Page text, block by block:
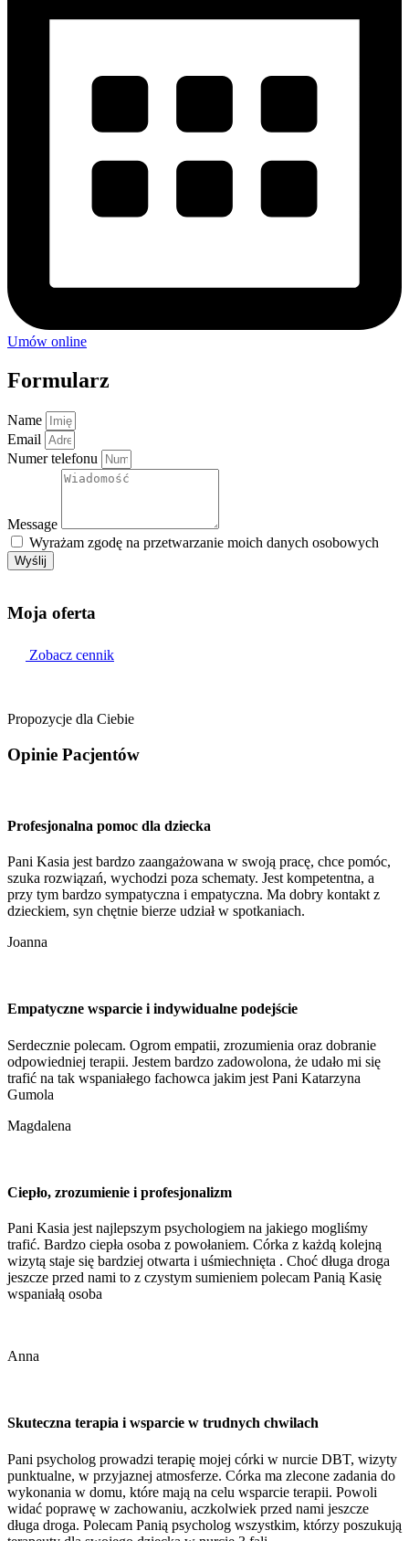
Umów online
Formularz
Name
Email
Numer telefonu
Message
Wyrażam zgodę na przetwarzanie moich danych osobowych
Wyślij
Moja oferta
Zobacz cennik
Propozycje dla Ciebie
Opinie Pacjentów
Profesjonalna pomoc dla dziecka
Pani Kasia jest bardzo zaangażowana w swoją pracę, chce pomóc,
szuka rozwiązań, wychodzi poza schematy. Jest kompetentna, a
przy tym bardzo sympatyczna i empatyczna. Ma dobry kontakt z
dzieckiem, syn chętnie bierze udział w spotkaniach.
Joanna
Empatyczne wsparcie i indywidualne podejście
Serdecznie polecam. Ogrom empatii, zrozumienia oraz dobranie
odpowiedniej terapii. Jestem bardzo zadowolona, że udało mi się
trafić na tak wspaniałego fachowca jakim jest Pani Katarzyna
Gumola
Magdalena
Ciepło, zrozumienie i profesjonalizm
Pani Kasia jest najlepszym psychologiem na jakiego mogliśmy
trafić. Bardzo ciepła osoba z powołaniem. Córka z każdą kolejną
wizytą staje się bardziej otwarta i uśmiechnięta . Choć długa droga
jeszcze przed nami to z czystym sumieniem polecam Panią Kasię
wspaniałą osoba
Anna
Skuteczna terapia i wsparcie w trudnych chwilach
Pani psycholog prowadzi terapię mojej córki w nurcie DBT, wizyty
punktualne, w przyjaznej atmosferze. Córka ma zlecone zadania do
wykonania w domu, które mają na celu wsparcie terapii. Powoli
widać poprawę w zachowaniu, aczkolwiek przed nami jeszcze
długa droga. Polecam Panią psycholog wszystkim, którzy poszukują